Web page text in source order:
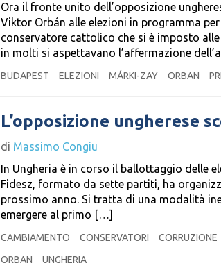
Ora il fronte unito dell’opposizione
Viktor Orbán alle elezioni in programma
conservatore cattolico che si è imposto
in molti si aspettavano l’affermazione
BUDAPEST ELEZIONI MÁRKI-ZAY ORBAN
L’opposizione ungherese
di Massimo Congiu
In Ungheria è in corso il ballottaggio delle
Fidesz, formato da sette partiti, ha
prossimo anno. Si tratta di una modalità
emergere al primo […]
CAMBIAMENTO CONSERVATORI CORRUZIONE
ORBAN
UNGHERIA